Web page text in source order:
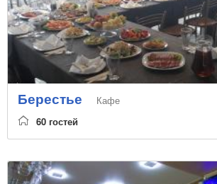
Берестье
Кафе
60 гостей